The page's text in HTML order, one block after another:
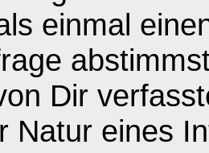
einmal
Dir
Natur eines